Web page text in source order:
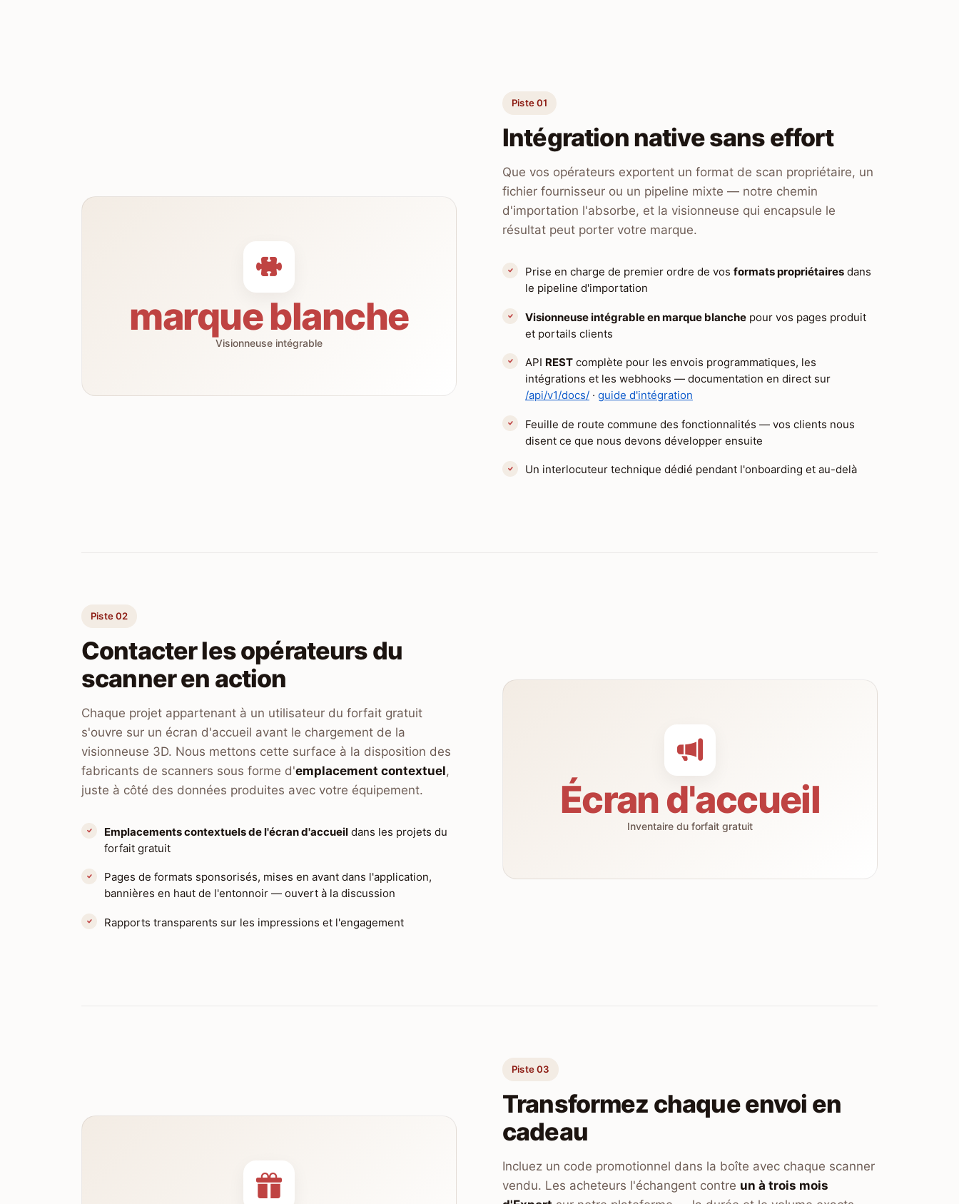
marque blanche
Visionneuse intégrable
Piste 01
Intégration native sans effort
Que vos opérateurs exportent un format de scan propriétaire, un
fichier fournisseur ou un pipeline mixte — notre chemin
d'importation l'absorbe, et la visionneuse qui encapsule le
résultat peut porter votre marque.
Prise en charge de premier ordre de vos formats propriétaires dans
le pipeline d'importation
Visionneuse intégrable en marque blanche pour vos pages produit
et portails clients
API REST complète pour les envois programmatiques, les
intégrations et les webhooks — documentation en direct sur
/api/v1/docs/ · guide d'intégration
Feuille de route commune des fonctionnalités — vos clients nous
disent ce que nous devons développer ensuite
Un interlocuteur technique dédié pendant l'onboarding et au-delà
Écran d'accueil
Inventaire du forfait gratuit
Piste 02
Contacter les opérateurs du
scanner en action
Chaque projet appartenant à un utilisateur du forfait gratuit
s'ouvre sur un écran d'accueil avant le chargement de la
visionneuse 3D. Nous mettons cette surface à la disposition des
fabricants de scanners sous forme d'emplacement contextuel,
juste à côté des données produites avec votre équipement.
Emplacements contextuels de l'écran d'accueil dans les projets du
forfait gratuit
Pages de formats sponsorisés, mises en avant dans l'application,
bannières en haut de l'entonnoir — ouvert à la discussion
Rapports transparents sur les impressions et l'engagement
Piste 03
Transformez chaque envoi en
cadeau
Incluez un code promotionnel dans la boîte avec chaque scanner
vendu. Les acheteurs l'échangent contre un à trois mois